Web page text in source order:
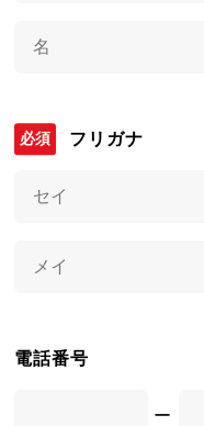
フリガナ
電話番号
ー